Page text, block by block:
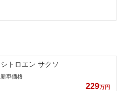
シトロエン サクソ
新車価格
229万円